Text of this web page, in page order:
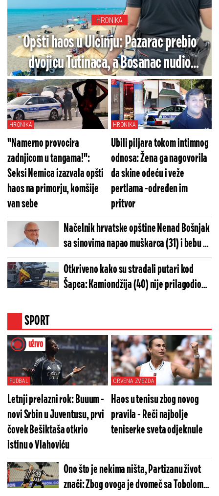
HRONIKA
Opšti haos u Ulcinju: Pazarac prebio
dvojicu Tutinaca, a Bosanac nudio
Srpkinji kokain
HRONIKA
"Namerno provocira
zadnjicom u tangama!":
Seksi Nemica izazvala opšti
haos na primorju, komšije
van sebe
HRONIKA
Ubili piljara tokom intimnog
odnosa: Žena ga nagovorila
da skine odeću i veže
pertlama -određen im
pritvor
Načelnik hrvatske opštine Nenad Bošnjak
sa sinovima napao muškarca (31) i bebu u
kolima: Policija im oduzela oružje!
Otkriveno kako su stradali putari kod
Šapca: Kamiondžija (40) nije prilagodio
SPORT
UŽIVO
FUDBAL
Letnji prelazni rok: Buuum -
novi Srbin u Juventusu, prvi
čovek Bešiktaša otkrio
istinu o Vlahoviću
CRVENA ZVEZDA
Haos u tenisu zbog novog
pravila - Reči najbolje
teniserke sveta odjeknule
Ono što je nekima ništa, Partizanu život
znači: Zbog ovoga je dvomeč sa Tobolom